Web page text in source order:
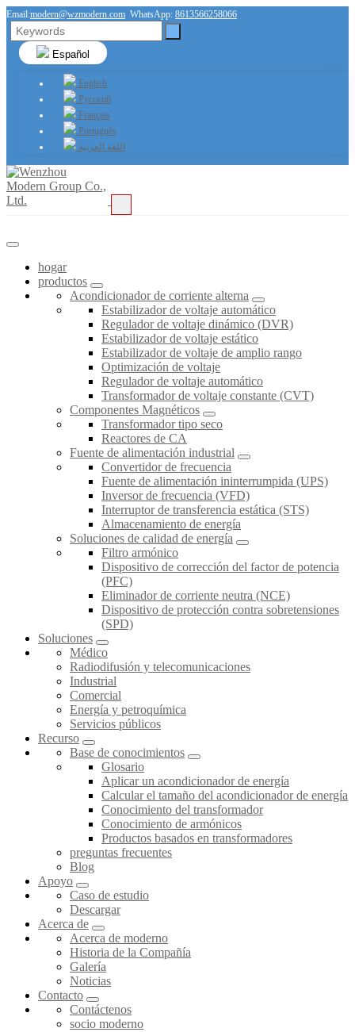
Email:modern@wzmodern.com WhatsApp: 8613566258066
Español
English
Русский
Français
Português
اللغة العربية
hogar
productos
Acondicionador de corriente alterna
Estabilizador de voltaje automático
Regulador de voltaje dinámico (DVR)
Estabilizador de voltaje estático
Estabilizador de voltaje de amplio rango
Optimización de voltaje
Regulador de voltaje automático
Transformador de voltaje constante (CVT)
Componentes Magnéticos
Transformador tipo seco
Reactores de CA
Fuente de alimentación industrial
Convertidor de frecuencia
Fuente de alimentación ininterrumpida (UPS)
Inversor de frecuencia (VFD)
Interruptor de transferencia estática (STS)
Almacenamiento de energía
Soluciones de calidad de energía
Filtro armónico
Dispositivo de corrección del factor de potencia
(PFC)
Eliminador de corriente neutra (NCE)
Dispositivo de protección contra sobretensiones
(SPD)
Soluciones
Médico
Radiodifusión y telecomunicaciones
Industrial
Comercial
Energía y petroquímica
Servicios públicos
Recurso
Base de conocimientos
Glosario
Aplicar un acondicionador de energía
Calcular el tamaño del acondicionador de energía
Conocimiento del transformador
Conocimiento de armónicos
Productos basados en transformadores
preguntas frecuentes
Blog
Apoyo
Caso de estudio
Descargar
Acerca de
Acerca de moderno
Historia de la Compañía
Galería
Noticias
Contacto
Contáctenos
socio moderno